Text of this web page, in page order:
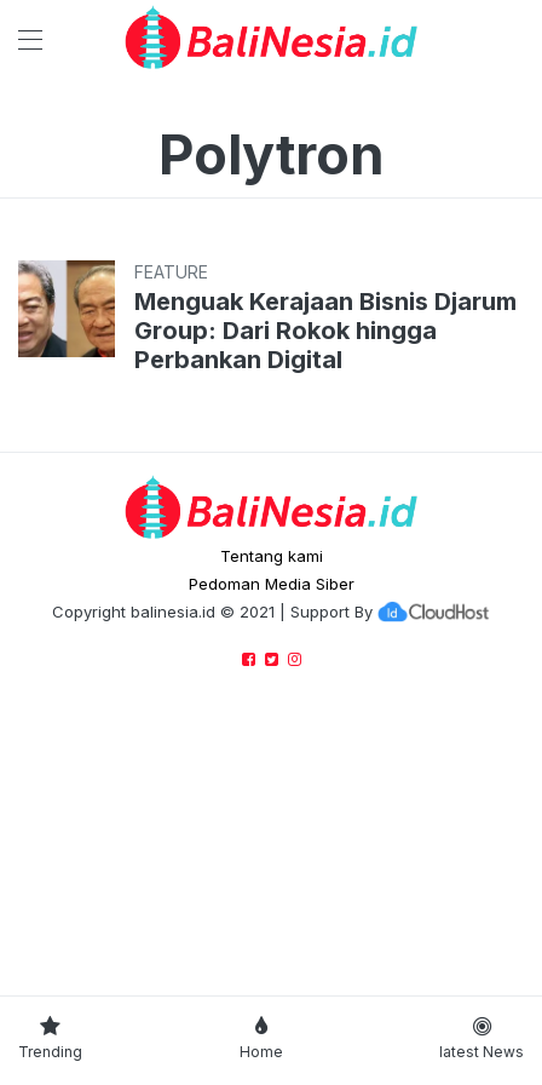
Polytron
FEATURE
Menguak Kerajaan Bisnis Djarum
Group: Dari Rokok hingga
Perbankan Digital
Tentang kami
Pedoman Media Siber
Copyright balinesia.id © 2021 | Support By
Trending Home latest News